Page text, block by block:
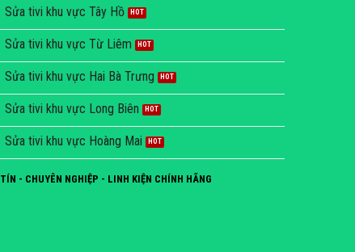
Sửa tivi khu vực Tây Hồ
Sửa tivi khu vực Từ Liêm
Sửa tivi khu vực Hai Bà Trưng
Sửa tivi khu vực Long Biên
Sửa tivi khu vực Hoàng Mai
- CHUYÊN NGHIỆP - LINH KIỆN CHÍNH HÃNG